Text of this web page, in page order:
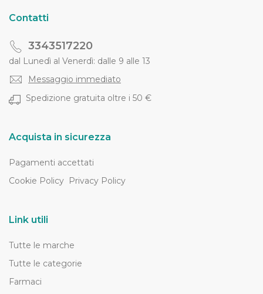
Contatti
3343517220
dal Lunedì al Venerdì: dalle 9 alle 13
Messaggio immediato
Spedizione gratuita oltre i 50 €
Acquista in sicurezza
Pagamenti accettati
Cookie Policy Privacy Policy
Link utili
Tutte le marche
Tutte le categorie
Farmaci